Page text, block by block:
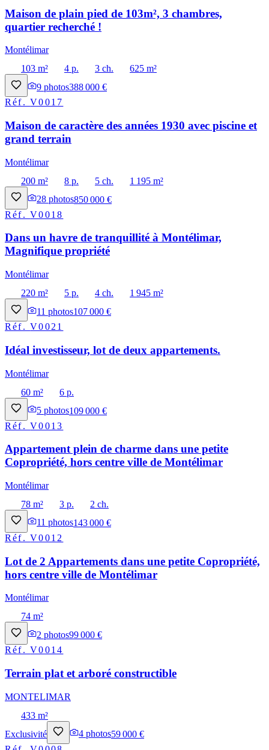
Maison de plain pied de 103m², 3 chambres,
quartier recherché !
Montélimar
103 m²
4 p. 3 ch.
625 m²
9 photos388 000 €
Réf.V0017
Maison de caractère des années 1930 avec piscine et
grand terrain
Montélimar
200 m²
8 p. 5 ch.
1 195 m²
28 photos850 000 €
Réf.V0018
Dans un havre de tranquillité à Montélimar,
Magnifique propriété
Montélimar
220 m²
5 p. 4 ch.
1 945 m²
11 photos107 000 €
Réf.V0021
Idéal investisseur, lot de deux appartements.
Montélimar
60 m²
6 p.
5 photos109 000 €
Réf.V0013
Appartement plein de charme dans une petite
Copropriété, hors centre ville de Montélimar
Montélimar
78 m²
3 p.
2 ch.
11 photos143 000 €
Réf.V0012
Lot de 2 Appartements dans une petite Copropriété,
hors centre ville de Montélimar
Montélimar
74 m²
2 photos99 000 €
Réf.V0014
Terrain plat et arboré constructible
MONTELIMAR
433 m²
Exclusivité
4 photos59 000 €